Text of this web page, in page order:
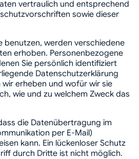
vertraulich und entsprechend
sowie dieser
benutzen, werden verschiedene
erhoben. Personenbezogene
Sie persönlich identifiziert
Datenschutzerklärung
erheben und wofür wir sie
wie und zu welchem Zweck das
die Datenübertragung im
per E-Mail)
kann. Ein lückenloser Schutz
durch Dritte ist nicht möglich.